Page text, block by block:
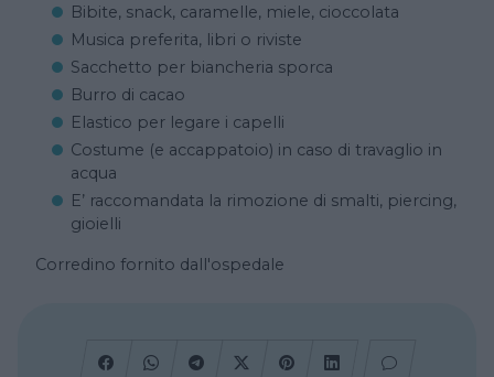
Bibite, snack, caramelle, miele, cioccolata
Musica preferita, libri o riviste
Sacchetto per biancheria sporca
Burro di cacao
Elastico per legare i capelli
Costume (e accappatoio) in caso di travaglio in
acqua
E’ raccomandata la rimozione di smalti, piercing,
gioielli
Corredino fornito dall'ospedale